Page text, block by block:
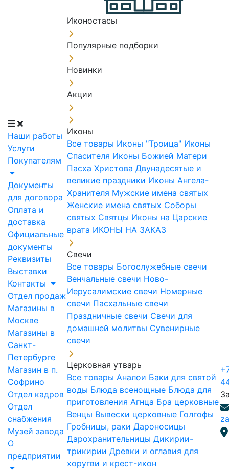
Наши работы
Услуги
Покупателям
Документы
для договора
Оплата и
доставка
Официальные
документы
Реквизиты
Выставки
Контакты
Отдел продаж
Магазины в
Москве
Магазины в
Санкт-
Петербурге
Магазин в п.
Софрино
Отдел кадров
Отдел
снабжения
Музей завода
О
предприятии
Иконостасы
Популярные подборки
Новинки
Акции
Иконы
Все товары Иконы "Троица" Иконы
Спасителя Иконы Божией Матери
Пасха Христова Двунадесятые и
великие праздники Иконы Ангела-
Хранителя Мужские имена святых
Женские имена святых Соборы
святых Святцы Иконы на Царские
врата ИКОНЫ НА ЗАКАЗ
Свечи
Все товары Богослужебные свечи
Венчальные свечи Ново-
Иерусалимские свечи Номерные
свечи Пасхальные свечи
Праздничные свечи Свечи для
домашней молитвы Сувенирные
свечи
Церковная утварь
Все товары Аналои Баки для святой
воды Блюда всенощные Блюда для
приготовления Агнца Бра церковные
Венцы Вывески церковные Голгофы
Гробницы, раки Дароносицы
Дарохранительницы Дикирии-
трикирии Древки и оглавия для
хоругви и крест-икон